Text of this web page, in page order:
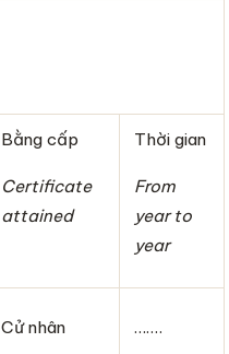
Bằng cấp
Certificate
attained
Thời gian
From
year to
year
Cử nhân …….